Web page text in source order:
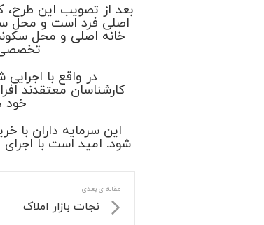
بعد از تصویب این
اصلی فرد است و محل
خانه اصلی و محل
تخصصی
در واقع با
کارشناسان معتقدند
خود
این سرمایه داران با
شود. امید است با
مقاله ی بعدی
نجات بازار املاک